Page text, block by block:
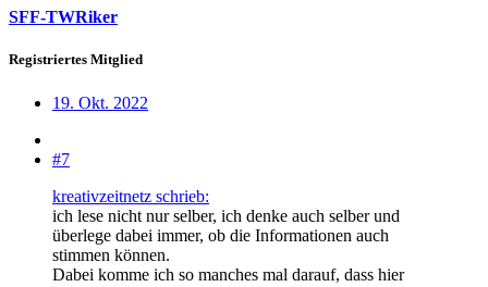
SFF-TWRiker
Registriertes Mitglied
19. Okt. 2022
#7
kreativzeitnetz schrieb:
ich lese nicht nur selber, ich denke auch selber und
überlege dabei immer, ob die Informationen auch
stimmen können.
Dabei komme ich so manches mal darauf, dass hier